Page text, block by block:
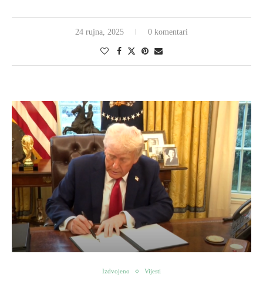
24 rujna, 2025 0 komentari
Izdvojeno Vijesti